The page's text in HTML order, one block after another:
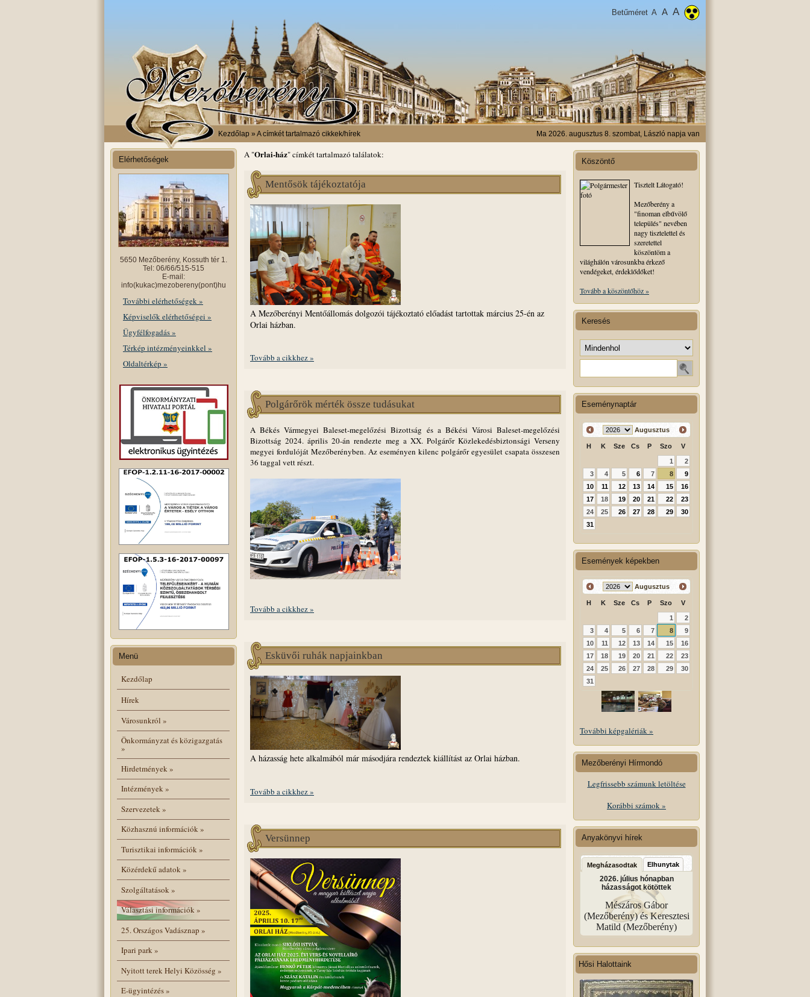
Betűméret A A A
Kezdőlap » A címkét tartalmazó cikkek/hírek Ma 2026. augusztus 8. szombat, László napja van
Elérhetőségek
5650 Mezőberény, Kossuth tér 1.
Tel: 06/66/515-515
E-mail:
info(kukac)mezobereny(pont)hu
További elérhetőségek »
Képviselők elérhetőségei »
Ügyfélfogadás »
Térkép intézményeinkkel »
Oldaltérkép »
Menü
Kezdőlap
Hírek
Városunkról »
Önkormányzat és közigazgatás
»
Hirdetmények»
Intézmények»
Szervezetek»
Közhasznú információk»
Turisztikai információk»
Közérdekű adatok»
Szolgáltatások»
Választási információk»
25. Országos Vadásznap »
Ipari park»
Nyitott terek Helyi Közösség »
E-ügyintézés»
A "Orlai-ház" címkét tartalmazó találatok:
Mentősök tájékoztatója
A Mezőberényi Mentőállomás dolgozói tájékoztató előadást tartottak március 25-én az
Orlai házban.
Tovább a cikkhez »
Polgárőrök mérték össze tudásukat
A Békés Vármegyei Baleset-megelőzési Bizottság és a Békési Városi Baleset-megelőzési
Bizottság 2024. április 20-án rendezte meg a XX. Polgárőr Közlekedésbiztonsági Verseny
megyei fordulóját Mezőberényben. Az eseményen kilenc polgárőr egyesület csapata összesen
36 taggal vett részt.
Tovább a cikkhez »
Esküvői ruhák napjainkban
A házasság hete alkalmából már másodjára rendeztek kiállítást az Orlai házban.
Tovább a cikkhez »
Versünnep
Köszöntő
Tisztelt Látogató!
Mezőberény a
"finoman elbűvölő
település" nevében
nagy tisztelettel és
szeretettel
köszöntöm a
világhálón városunkba érkező
vendégeket, érdeklődőket!
Tovább a köszöntőhöz »
Keresés
Keresés helye
Eseménynaptár
Augusztus
H K Sze Cs P Szo V
1
2
3
4 5 6 7 8
9
10
11 12 13 14 15
16
17
18 19 20 21 22
23
24
25 26 27 28 29
30
31
Események képekben
Augusztus
H K Sze Cs P Szo V
1
2
3
4 5 6 7 8
9
10
11 12 13 14 15
16
17
18 19 20 21 22
23
24
25 26 27 28 29
30
31
További képgalériák »
Mezőberényi Hírmondó
Legfrissebb számunk letöltése
Korábbi számok »
Anyakönyvi hírek
Megházasodtak Elhunytak
2026. július hónapban
házasságot kötöttek
Mészáros Gábor
(Mezőberény) és Keresztesi
Matild (Mezőberény)
Hősi Halottaink